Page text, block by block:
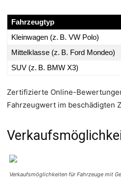
Fahrzeugtyp
Kleinwagen (z. B. VW Polo)
Mittelklasse (z. B. Ford Mondeo)
SUV (z. B. BMW X3)
Zertifizierte Online-
Fahrzeugwert im beschädigten
Verkaufsmöglichkeiten für Fahrzeuge mit